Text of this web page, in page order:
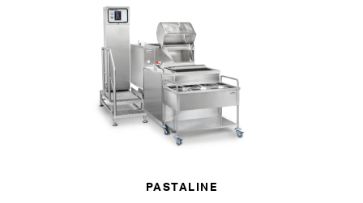
PASTALINE